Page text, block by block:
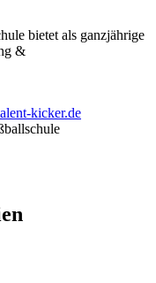
bietet als ganzjährige
&
kicker.de